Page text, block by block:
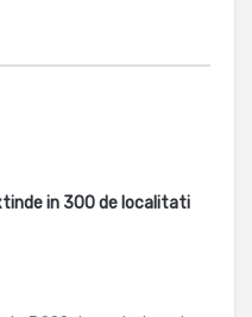
in 300 de localitati